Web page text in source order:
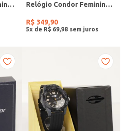
Relógio Condor Feminino DOURADO Relógio Condor Feminino DOURADO
R$ 349,90
5x de R$ 69 98